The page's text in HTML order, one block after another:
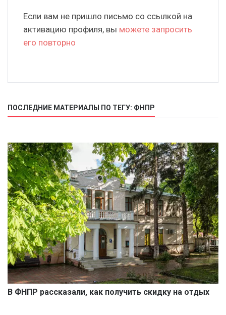
Если вам не пришло письмо со ссылкой на
активацию профиля, вы можете запросить
его повторно
ПОСЛЕДНИЕ МАТЕРИАЛЫ ПО ТЕГУ: ФНПР
В ФНПР рассказали, как получить скидку на отдых